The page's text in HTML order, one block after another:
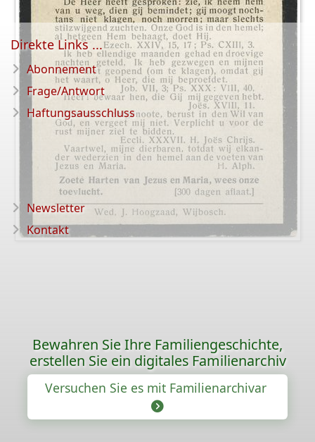
Direkte Links ...
Abonnement
Frage/Antwort
Haftungsausschluss
Newsletter
Kontakt
Bewahren Sie Ihre Familiengeschichte,
erstellen Sie ein digitales Familienarchiv
Versuchen Sie es mit Familienarchivar